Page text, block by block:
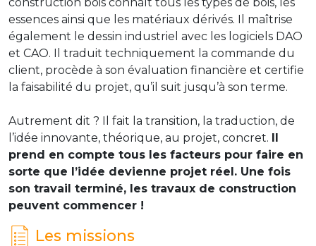
essences ainsi que les matériaux dérivés. Il maîtrise
également le dessin industriel avec les logiciels DAO
et CAO. Il traduit techniquement la commande du
client, procède à son évaluation financière et certifie
la faisabilité du projet, qu’il suit jusqu’à son terme.
Autrement dit ? Il fait la transition, la traduction, de
l’idée innovante, théorique, au projet, concret. Il
prend en compte tous les facteurs pour faire en
sorte que l’idée devienne projet réel. Une fois
son travail terminé, les travaux de construction
peuvent commencer !
Les missions